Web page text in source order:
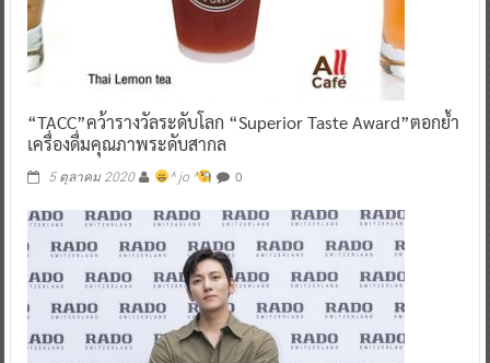
“TACC”คว้ารางวัลระดับโลก “Superior Taste Award”ตอกย้ำ
เครื่องดื่มคุณภาพระดับสากล
5 ตุลาคม 2020 ^ jo ^ 0